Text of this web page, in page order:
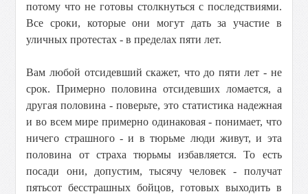
потому что не готовы столкнуться с последствиями.
Все сроки, которые они могут дать за участие в
уличных протестах - в пределах пяти лет.
Вам любой отсидевший скажет, что до пяти лет - не
срок. Примерно половина отсидевших ломается, а
другая половина - поверьте, это статистика надежная
и во всем мире примерно одинаковая - понимает, что
ничего страшного - и в тюрьме люди живут, и эта
половина от страха тюрьмы избавляется. То есть
посади они, допустим, тысячу человек - получат
пятьсот бесстрашных бойцов, готовых выходить в